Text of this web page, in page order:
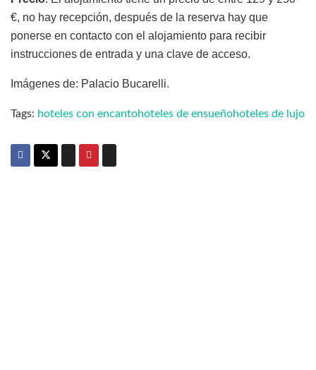
€, no hay recepción, después de la reserva hay que
ponerse en contacto con el alojamiento para recibir
instrucciones de entrada y una clave de acceso.
Imágenes de: Palacio Bucarelli.
Tags: hoteles con encantohoteles de ensueñohoteles de lujo